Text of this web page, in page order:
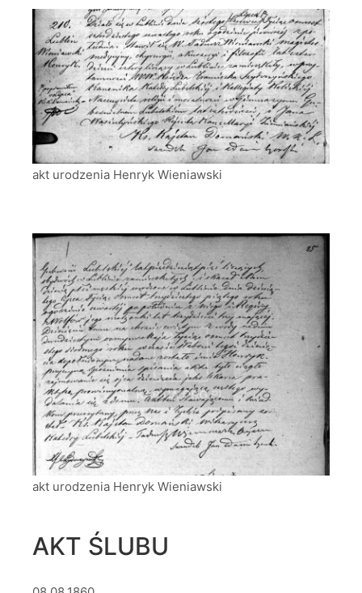
akt urodzenia Henryk Wieniawski
akt urodzenia Henryk Wieniawski
AKT ŚLUBU